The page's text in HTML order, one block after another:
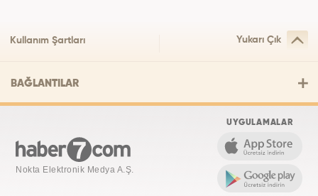
Kullanım Şartları Yukarı Çık
BAĞLANTILAR
Nokta Elektronik Medya A.Ş.
UYGULAMALAR